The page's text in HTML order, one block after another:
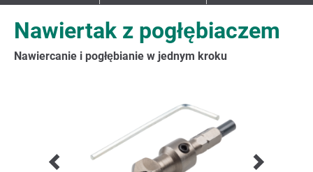
treści
nawigacji
Nawiertak z pogłębiaczem
Nawiercanie i pogłębianie w jednym kroku